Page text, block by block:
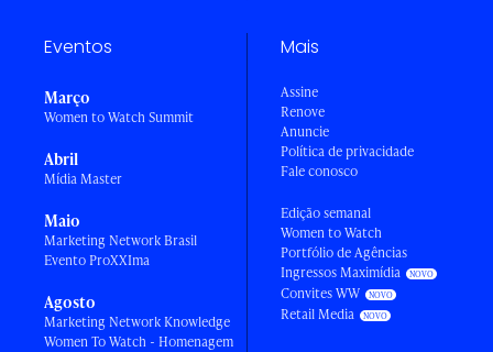
Eventos
Março
Women to Watch Summit
Abril
Mídia Master
Maio
Marketing Network Brasil
Evento ProXXIma
Agosto
Marketing Network Knowledge
Women To Watch - Homenagem
Mais
Assine
Renove
Anuncie
Política de privacidade
Fale conosco
Edição semanal
Women to Watch
Portfólio de Agências
Ingressos Maximídia
Convites WW
Retail Media